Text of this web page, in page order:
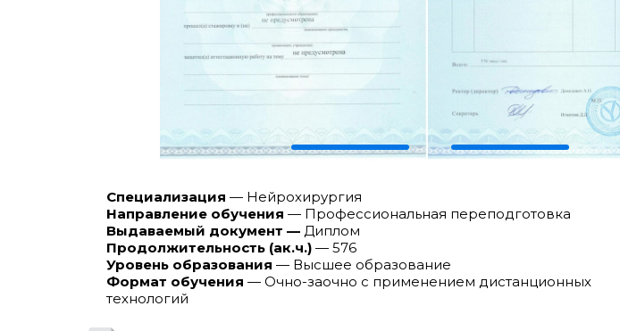
Специализация — Нейрохирургия
Направление обучения — Профессиональная переподготовка
Выдаваемый документ — Диплом
Продолжительность (ак.ч.) — 576
Уровень образования — Высшее образование
Формат обучения — Очно-заочно с применением дистанционных
технологий